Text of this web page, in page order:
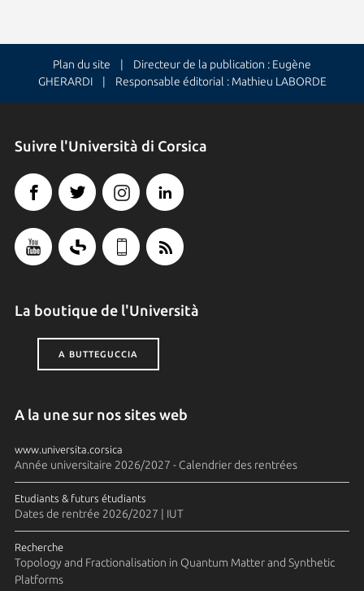
Plan du site | Directeur de la publication : Eugène
GHERARDI | Responsable éditorial : Mathieu LABORDE
Suivre l'Università di Corsica
La boutique de l'Università
A BUTTEGUCCIA
A la une sur nos sites web
www.universita.corsica
Année universitaire 2026/2027 - Calendrier des rentrées
Etudiants & futurs étudiants
Dates de rentrée 2026/2027 | IUT
Recherche
Topology and Fractionalisation in Quantum Matter and Synthetic
Platforms